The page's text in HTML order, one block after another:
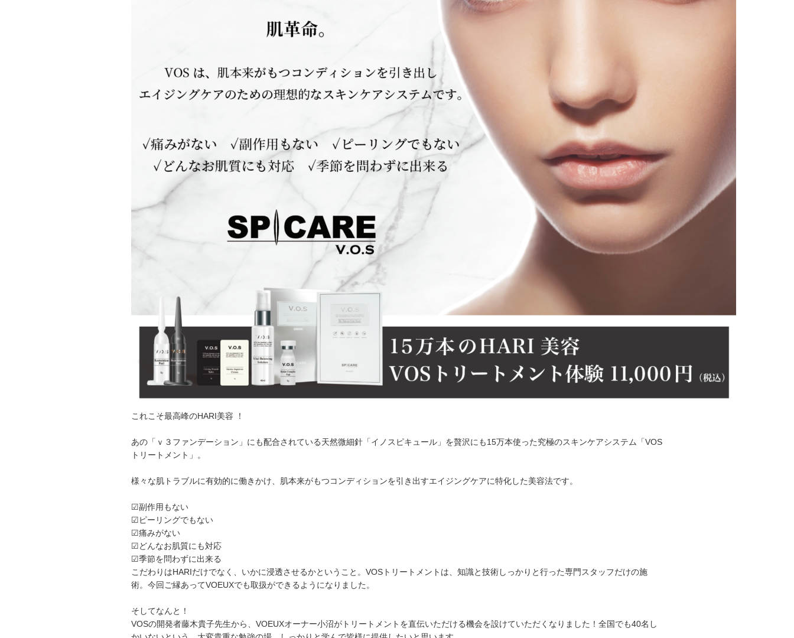
これこそ最高峰のHARI美容 ！
あの「ｖ３ファンデーション」にも配合されている天然微細針「イノスピキュール」を贅沢にも15万本使った究極のスキンケアシステム「VOS
トリートメント」。
様々な肌トラブルに有効的に働きかけ、肌本来がもつコンディションを引き出すエイジングケアに特化した美容法です。
☑︎副作用もない
☑︎ピーリングでもない
☑︎痛みがない
☑︎どんなお肌質にも対応
☑︎季節を問わずに出来る
こだわりはHARIだけでなく、いかに浸透させるかということ。VOSトリートメントは、知識と技術しっかりと行った専門スタッフだけの施
術。今回ご縁あってVOEUXでも取扱ができるようになりました。
そしてなんと！
VOSの開発者藤木貴子先生から、VOEUXオーナー小沼がトリートメントを直伝いただける機会を設けていただくなりました！全国でも40名し